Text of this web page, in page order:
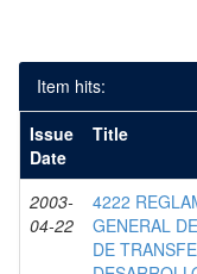
Item hits:
Issue
Date
Title
2003-
04-22
4222
GENERAL
DE